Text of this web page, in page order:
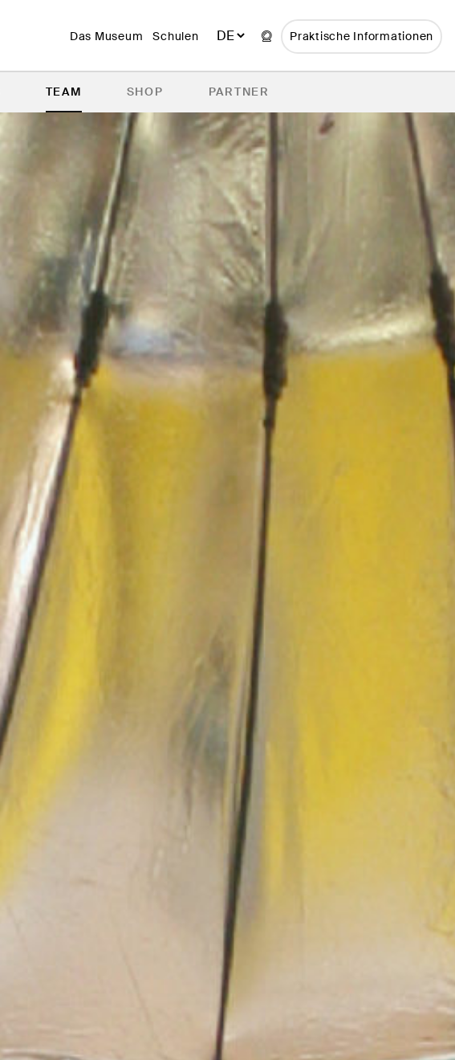
Das Museum Schulen Praktische Informationen
TEAM SHOP PARTNER